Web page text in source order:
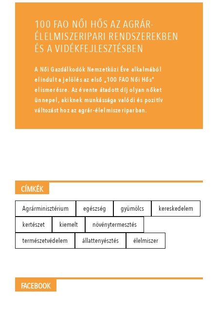
100 FAO NŐI HŐS AZ AGRÁR-
ÉLELMISZERIPARI RENDSZEREKBEN
ÉS A VIDÉKFEJLESZTÉSBEN
A Női Gazdálkodók Nemzetközi Éve alkalmából
elindult a jelölés az első „100 FAO Női Hős”
elismerésre. Az évente átadott díj olyan nőket
ünnepel, akiknek munkássága valódi és pozitív
változást hoz az agrár-élelmiszeriparban.
CÍMKÉK
Agrárminisztérium egészség gyümölcs
kereskedelem
kertészet
kiemelt
növénytermesztés
természetvédelem
állattenyésztés élelmiszer
FACEBOOK